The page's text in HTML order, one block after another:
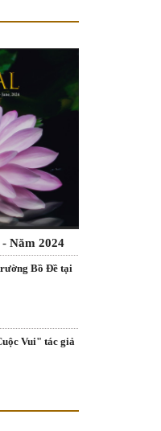
Năm 2024
Bồ Đề tại
Vui" tác giả